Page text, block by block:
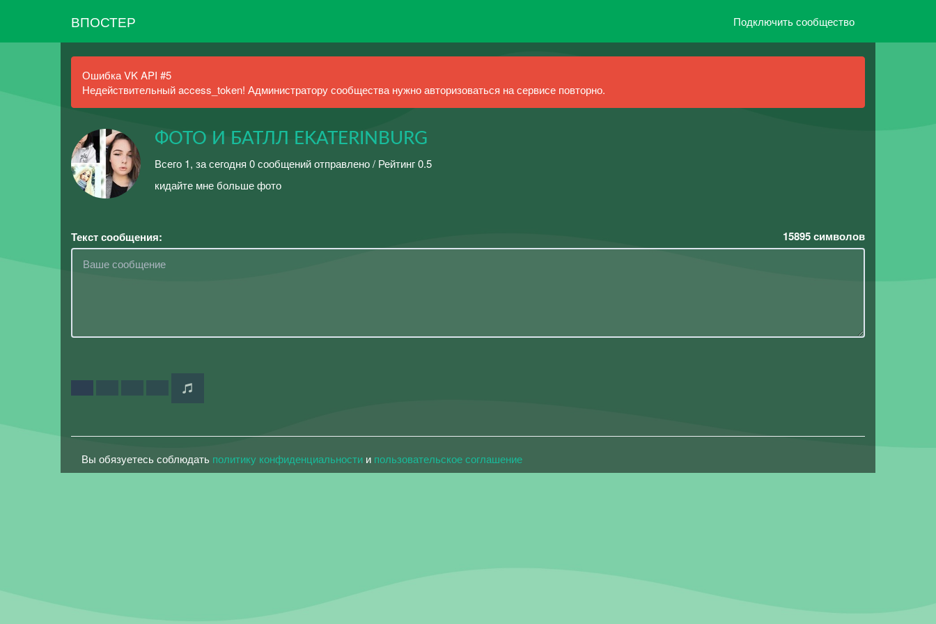
ВПОСТЕР Подключить сообщество
Ошибка VK API #5
Недействительный access_token! Администратору сообщества нужно авторизоваться на сервисе повторно.
ФОТО И БАТЛЛ EKATERINBURG
Всего 1, за сегодня 0 сообщений отправлено / Рейтинг 0.5
кидайте мне больше фото
Текст сообщения: 15895символов
Вы обязуетесь соблюдать политику конфиденциальности и пользовательское соглашение